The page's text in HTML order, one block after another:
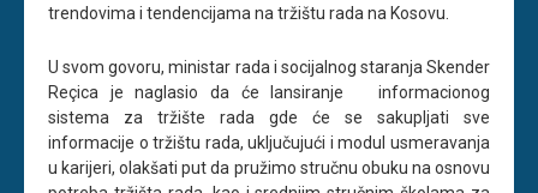
trendovima i tendencijama na tržištu rada na Kosovu.
U svom govoru, ministar rada i socijalnog staranja Skender
Reçica je naglasio da će lansiranje informacionog
sistema za tržište rada gde će se sakupljati sve
informacije o tržištu rada, uključujući i modul usmeravanja
u karijeri, olakšati put da pružimo stručnu obuku na osnovu